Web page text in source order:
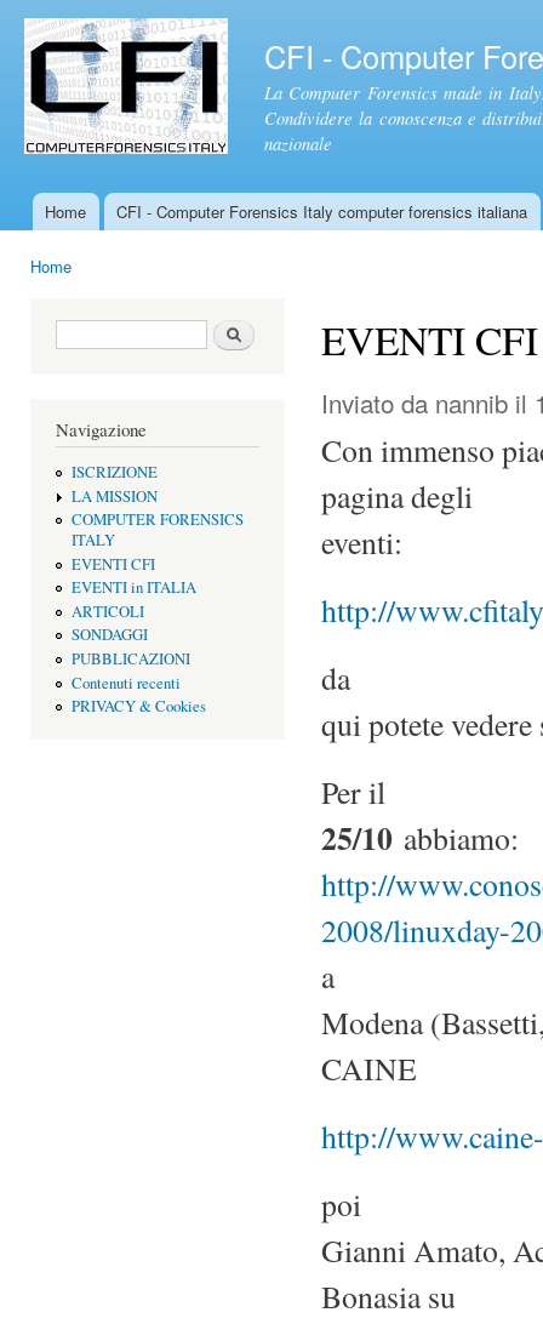
CFI - Computer
La Computer Forensics made in
Condividere la conoscenza e
nazionale
Menu principale
Home CFI - Computer Forensics Italy computer forensics italiana
Home
Form di ricerca Cerca
Navigazione
ISCRIZIONE
LA MISSION
COMPUTER FORENSICS
ITALY
EVENTI CFI
EVENTI in ITALIA
ARTICOLI
SONDAGGI
PUBBLICAZIONI
Contenuti recenti
PRIVACY & Cookies
EVENTI
Inviato da nannib il
Con immenso
pagina degli
eventi:
http://
da
qui potete
Per il
25/10 abbiamo:
http://
2008/linuxday-
a
Modena
CAINE
http://
poi
Gianni Amato,
Bonasia su